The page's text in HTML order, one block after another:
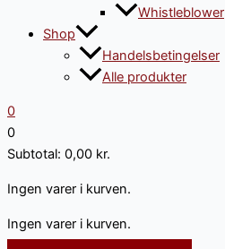
Whistleblower
Shop
Handelsbetingelser
Alle produkter
0
0
Subtotal: 0,00 kr.
Ingen varer i kurven.
Ingen varer i kurven.